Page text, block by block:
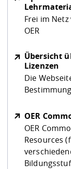
Frei im
OER
Übersicht
Lizenzen
Die
OER
OER
Resources